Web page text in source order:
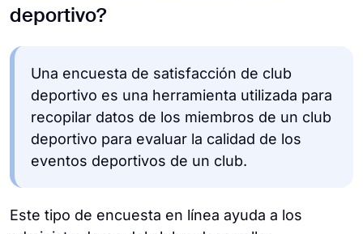
deportivo?
Una encuesta de satisfacción de club
deportivo es una herramienta utilizada para
recopilar datos de los miembros de un club
deportivo para evaluar la calidad de los
eventos deportivos de un club.
Este tipo de encuesta en línea ayuda a los